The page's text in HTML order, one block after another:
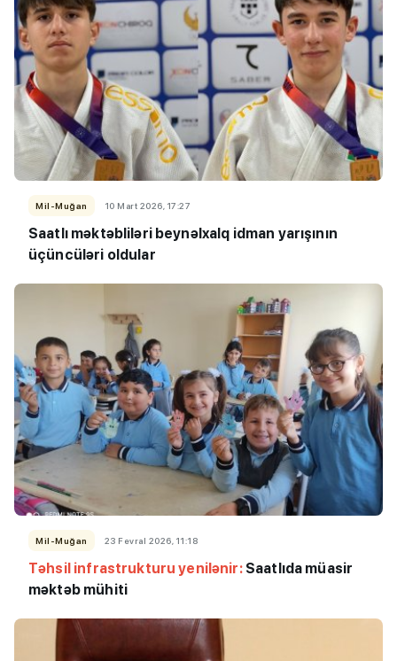
Mil-Muğan 10 Mart 2026, 17:27
Saatlı məktəbliləri beynəlxalq idman yarışının
üçüncüləri oldular
Mil-Muğan 23 Fevral 2026, 11:18
Təhsil infrastrukturu yenilənir: Saatlıda müasir
məktəb mühiti